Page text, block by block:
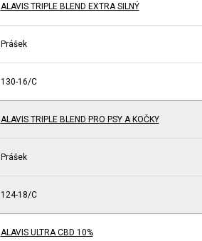
ALAVIS TRIPLE BLEND EXTRA SILNÝ
Prášek
130-16/C
ALAVIS TRIPLE BLEND PRO PSY A KOČKY
Prášek
124-18/C
ALAVIS ULTRA CBD 10%